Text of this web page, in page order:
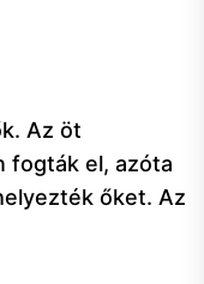
Az öt
fogták el, azóta
őket. Az